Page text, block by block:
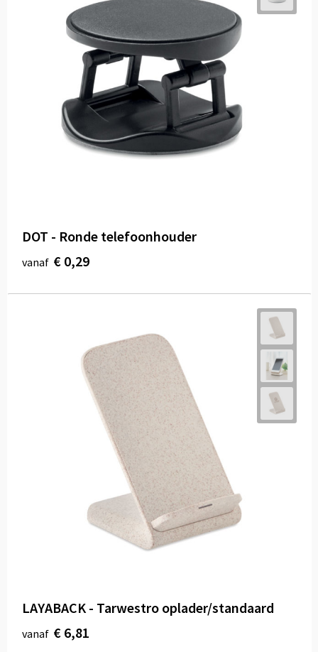
DOT - Ronde telefoonhouder
vanaf € 0,29
LAYABACK - Tarwestro oplader/standaard
vanaf € 6,81